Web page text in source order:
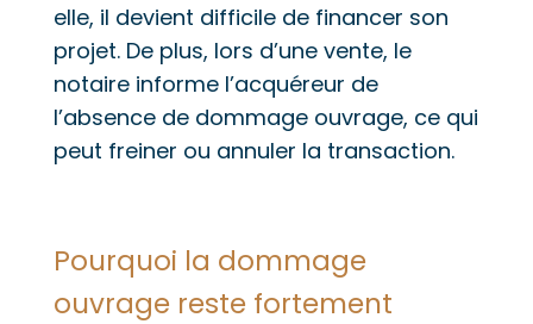
elle, il devient difficile de financer son
projet. De plus, lors d’une vente, le
notaire informe l’acquéreur de
l’absence de dommage ouvrage, ce qui
peut freiner ou annuler la transaction.
Pourquoi la dommage
ouvrage reste fortement